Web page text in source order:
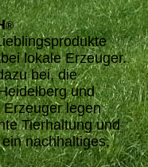
®
lokale Erzeuger.
bei, die
und
legen
Tierhaltung und
nachhaltiges,